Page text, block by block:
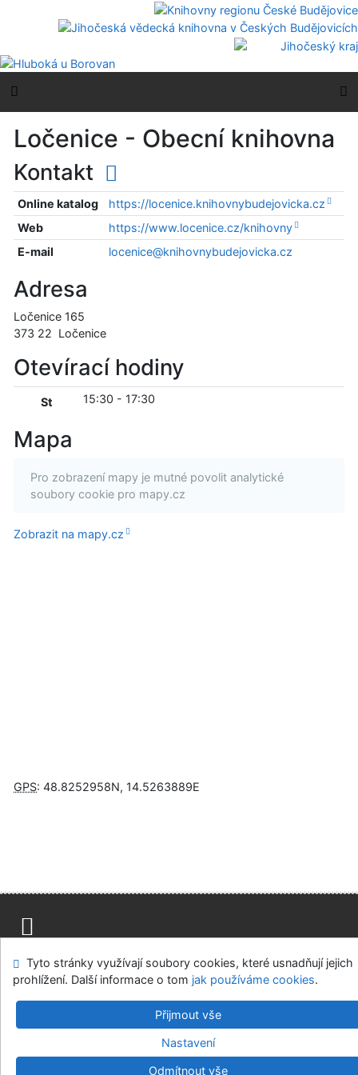
Přejít na menu
Ločenice - Obecní knihovna
Kontakt
Online katalog
https://locenice.knihovnybudejovicka.cz
Web
https://www.locenice.cz/knihovny
E-mail
locenice@knihovnybudejovicka.cz
Adresa
Ločenice 165
373 22 Ločenice
Otevírací hodiny
St 15:30 - 17:30
Mapa
Pro zobrazení mapy je mutné povolit analytické
soubory cookie pro mapy.cz
Zobrazit na mapy.cz
GPS: 48.8252958N, 14.5263889E
Napište nám Mapa stránek
Nastavení cookies
Knihovny regionu České Budějovice
v.4.8.63a-Cosmotron Bohemia, s.r.o.
Tyto stránky využívají soubory cookies, které usnadňují jejich
prohlížení. Další informace o tom jak používáme cookies.
Přijmout vše
Nastavení
Odmítnout vše